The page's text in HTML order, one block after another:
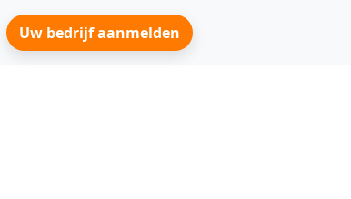
Uw bedrijf aanmelden